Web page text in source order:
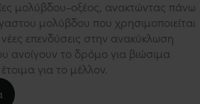
μολύβδου-οξέος, ανακτώντας πάνω
μολύβδου που χρησιμοποιείται
επενδύσεις στην ανακύκλωση
ανοίγουν το δρόμο για βιώσιμα
για το μέλλον.